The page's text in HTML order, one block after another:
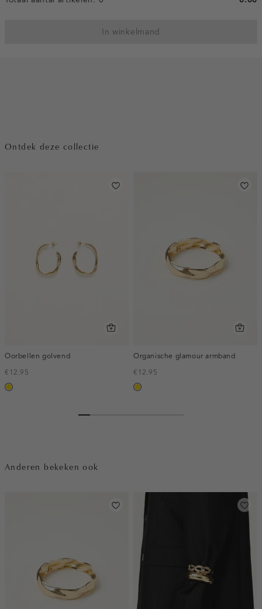
In winkelmand
Ontdek deze collectie
Oorbellen golvend
€12.95
goud
Organische glamour armband
€12.95
goud
Anderen bekeken ook